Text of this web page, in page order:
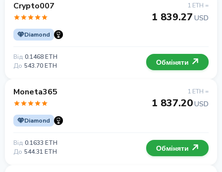
Crypto007
Diamond
1 ETH =
1 839.27 USD
Від 0.1468 ETH
До 543.70 ETH Обміняти
Moneta365
Diamond
1 ETH =
1 837.20USD
Від 0.1633 ETH
До 544.31 ETH Обміняти